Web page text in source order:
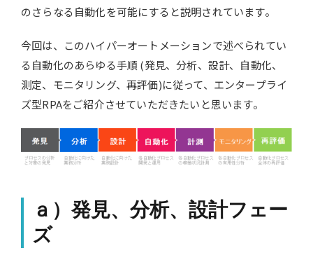
のさらなる自動化を可能にすると説明されています。
今回は、このハイパーオートメーションで述べられてい
る自動化のあらゆる手順 (発見、分析、設計、自動化、
測定、モニタリング、再評価)に従って、エンタープライ
ズ型RPAをご紹介させていただきたいと思います。
ａ）発見、分析、設計フェー
ズ